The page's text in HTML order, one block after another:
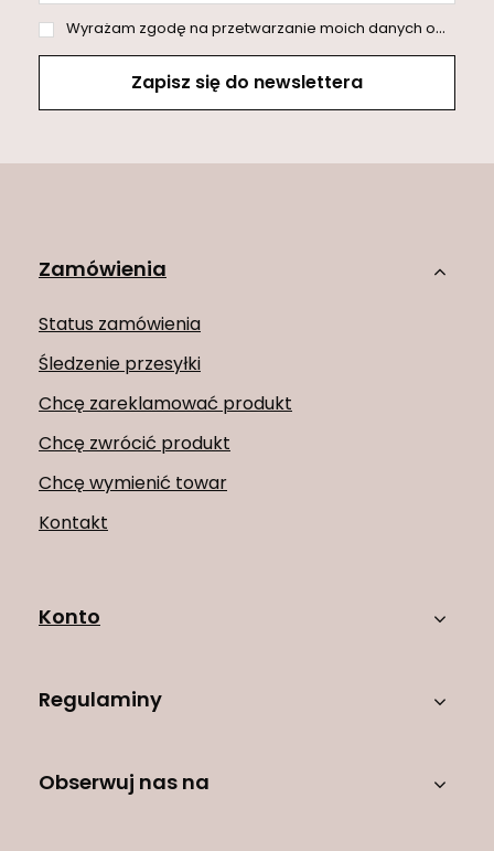
Wyrażam zgodę na przetwarzanie moich danych osobowych (adres e-mail) na potrzeby wysyłki newslettera z informacją handlową (marketing). Więcej w
Zapisz się do newslettera
Zamówienia
Status zamówienia
Śledzenie przesyłki
Chcę zareklamować produkt
Chcę zwrócić produkt
Chcę wymienić towar
Kontakt
Konto
Regulaminy
Obserwuj nas na